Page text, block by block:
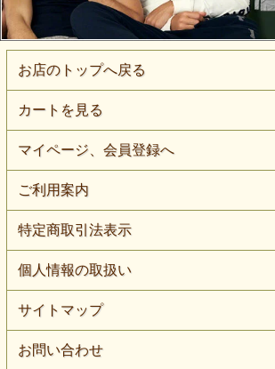
お店のトップへ戻る
カートを見る
マイページ、会員登録へ
ご利用案内
特定商取引法表示
個人情報の取扱い
サイトマップ
お問い合わせ